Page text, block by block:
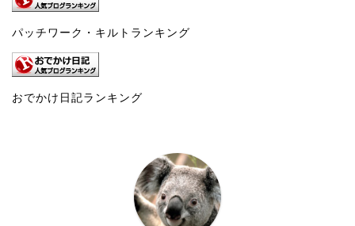
パッチワーク・キルトランキング
おでかけ日記ランキング